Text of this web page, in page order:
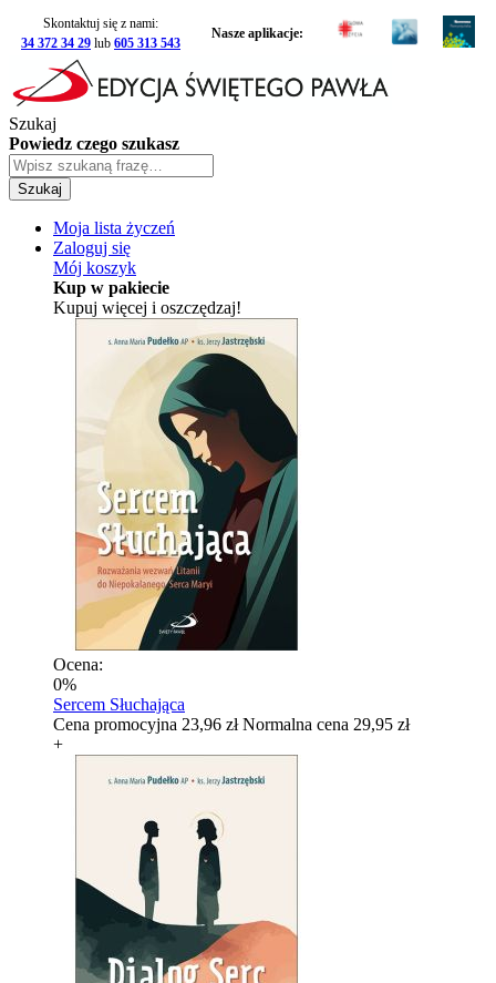
Skontaktuj się z nami:
34 372 34 29 lub 605 313 543
Nasze aplikacje:
Szukaj
Powiedz czego szukasz
Szukaj
Moja lista życzeń
Zaloguj się
Mój koszyk
Kup w pakiecie
Kupuj więcej i oszczędzaj!
Ocena:
0%
Sercem Słuchająca
Cena promocyjna 23,96 zł Normalna cena 29,95 zł
+